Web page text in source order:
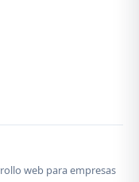
web para empresas